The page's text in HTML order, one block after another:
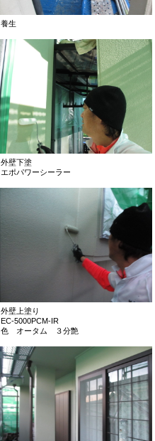
養生
外壁下塗
エポパワーシーラー
外壁上塗り
EC-5000PCM-IR
色 オータム ３分艶